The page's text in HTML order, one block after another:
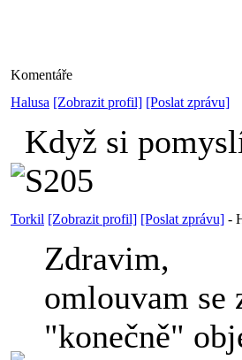
Komentáře
Halusa [Zobrazit profil] [Poslat zprávu]
Když si
S205
Torkil [Zobrazit profil] [Poslat zprávu] -
Zdravim,
omlouvam se
"konečně"